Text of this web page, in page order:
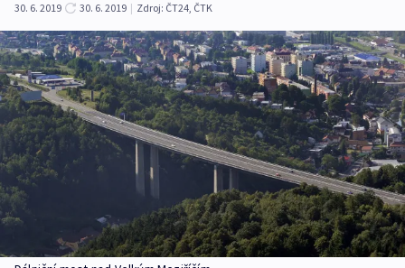
30. 6. 2019
30. 6. 2019 | Zdroj: ČT24, ČTK